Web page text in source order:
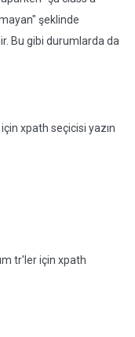
şeklinde
Bu gibi durumlarda da
xpath seçicisi yazın
tr'ler için xpath